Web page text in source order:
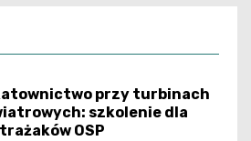
przy turbinach
szkolenie dla
OSP